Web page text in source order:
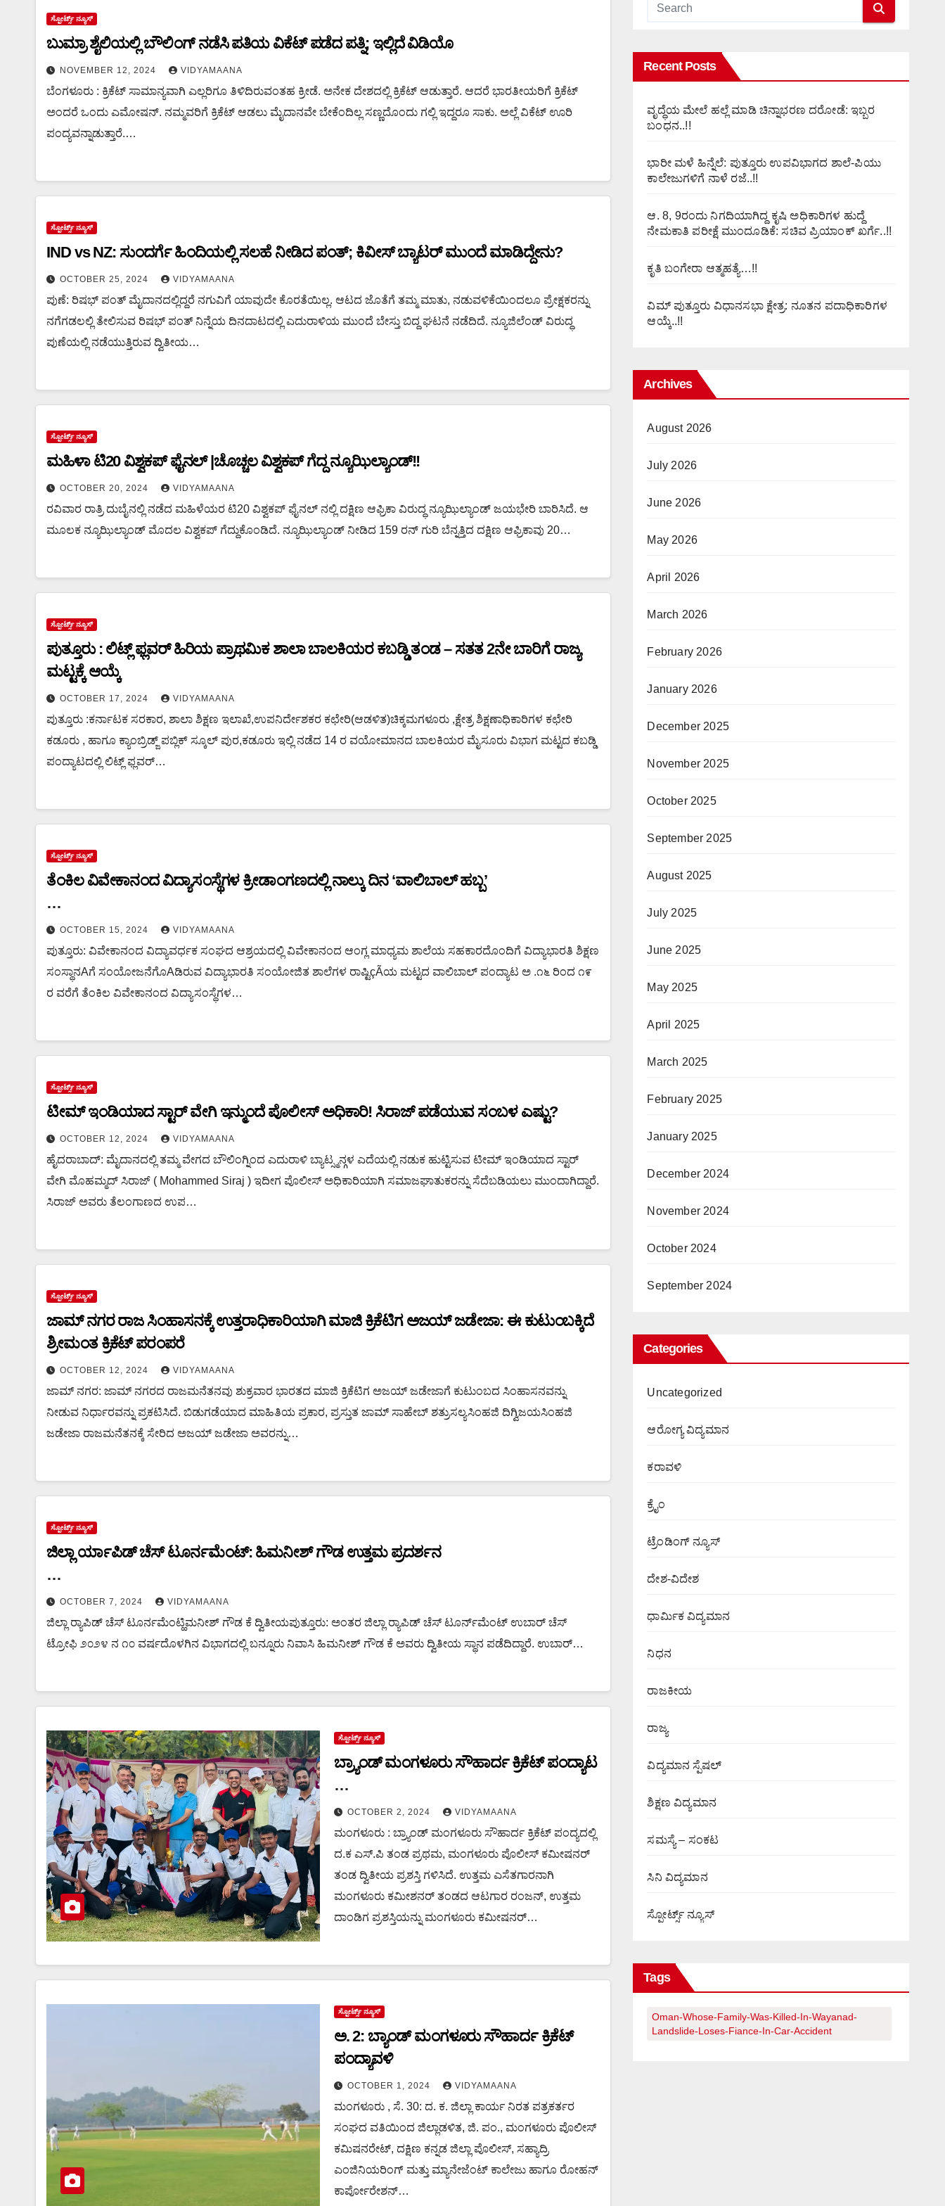
ಸ್ಪೋರ್ಟ್ಸ್ ನ್ಯೂಸ್
ಬುಮ್ರಾ ಶೈಲಿಯಲ್ಲಿ ಬೌಲಿಂಗ್‌ ನಡೆಸಿ ಪತಿಯ ವಿಕೆಟ್‌ ಪಡೆದ ಪತ್ನಿ; ಇಲ್ಲಿದೆ ವಿಡಿಯೊ
NOVEMBER 12, 2024 VIDYAMAANA
ಬೆಂಗಳೂರು : ಕ್ರಿಕೆಟ್ ಸಾಮಾನ್ಯವಾಗಿ ಎಲ್ಲರಿಗೂ ತಿಳಿದಿರುವಂತಹ ಕ್ರೀಡೆ. ಅನೇಕ ದೇಶದಲ್ಲಿ ಕ್ರಿಕೆಟ್ ಆಡುತ್ತಾರೆ. ಆದರೆ ಭಾರತೀಯರಿಗೆ ಕ್ರಿಕೆಟ್‌
ಅಂದರೆ ಒಂದು ಎಮೋಷನ್. ನಮ್ಮವರಿಗೆ ಕ್ರಿಕೆಟ್‌ ಆಡಲು ಮೈದಾನವೇ ಬೇಕೆಂದಿಲ್ಲ ಸಣ್ಣದೊಂದು ಗಲ್ಲಿ ಇದ್ದರೂ ಸಾಕು. ಅಲ್ಲೆ ವಿಕೆಟ್‌ ಊರಿ
ಪಂದ್ಯವನ್ನಾಡುತ್ತಾರೆ.…
ಸ್ಪೋರ್ಟ್ಸ್ ನ್ಯೂಸ್
IND vs NZ: ಸುಂದರ್ಗೆ ಹಿಂದಿಯಲ್ಲಿ ಸಲಹೆ ನೀಡಿದ ಪಂತ್; ಕಿವೀಸ್ ಬ್ಯಾಟರ್ ಮುಂದೆ ಮಾಡಿದ್ದೇನು?
OCTOBER 25, 2024 VIDYAMAANA
ಪುಣೆ: ರಿಷಭ್ ಪಂತ್ ಮೈದಾನದಲ್ಲಿದ್ದರೆ ನಗುವಿಗೆ ಯಾವುದೇ ಕೊರತೆಯಿಲ್ಲ. ಆಟದ ಜೊತೆಗೆ ತಮ್ಮ ಮಾತು, ನಡುವಳಿಕೆಯಿಂದಲೂ ಪ್ರೇಕ್ಷಕರನ್ನು
ನಗೆಗಡಲಲ್ಲಿ ತೇಲಿಸುವ ರಿಷಭ್ ಪಂತ್ ನಿನ್ನೆಯ ದಿನದಾಟದಲ್ಲಿ ಎದುರಾಳಿಯ ಮುಂದೆ ಬೇಸ್ತು ಬಿದ್ದ ಘಟನೆ ನಡೆದಿದೆ. ನ್ಯೂಜಿಲೆಂಡ್ ವಿರುದ್ಧ
ಪುಣೆಯಲ್ಲಿ ನಡೆಯುತ್ತಿರುವ ದ್ವಿತೀಯ…
ಸ್ಪೋರ್ಟ್ಸ್ ನ್ಯೂಸ್
ಮಹಿಳಾ ಟಿ20 ವಿಶ್ವಕಪ್ ಫೈನಲ್ |ಚೊಚ್ಚಲ ವಿಶ್ವಕಪ್‌ ಗೆದ್ದ ನ್ಯೂಝಿಲ್ಯಾಂಡ್!!
OCTOBER 20, 2024 VIDYAMAANA
ರವಿವಾರ ರಾತ್ರಿ ದುಬೈನಲ್ಲಿ ನಡೆದ ಮಹಿಳೆಯರ ಟಿ20 ವಿಶ್ವಕಪ್ ಫೈನಲ್‌ ನಲ್ಲಿ ದಕ್ಷಿಣ ಆಫ್ರಿಕಾ ವಿರುದ್ಧ ನ್ಯೂಝಿಲ್ಯಾಂಡ್ ಜಯಭೇರಿ ಬಾರಿಸಿದೆ. ಆ
ಮೂಲಕ ನ್ಯೂಝಿಲ್ಯಾಂಡ್ ಮೊದಲ ವಿಶ್ವಕಪ್ ಗೆದ್ದುಕೊಂಡಿದೆ. ನ್ಯೂಝಿಲ್ಯಾಂಡ್‌ ನೀಡಿದ 159 ರನ್‌ ಗುರಿ ಬೆನ್ನತ್ತಿದ ದಕ್ಷಿಣ ಆಫ್ರಿಕಾವು 20…
ಸ್ಪೋರ್ಟ್ಸ್ ನ್ಯೂಸ್
ಪುತ್ತೂರು : ಲಿಟ್ಲ್ ಫ್ಲವರ್ ಹಿರಿಯ ಪ್ರಾಥಮಿಕ ಶಾಲಾ ಬಾಲಕಿಯರ ಕಬಡ್ಡಿ ತಂಡ – ಸತತ 2ನೇ ಬಾರಿಗೆ ರಾಜ್ಯ
ಮಟ್ಟಕ್ಕೆ ಆಯ್ಕೆ
OCTOBER 17, 2024 VIDYAMAANA
ಪುತ್ತೂರು :ಕರ್ನಾಟಕ ಸರಕಾರ, ಶಾಲಾ ಶಿಕ್ಷಣ ಇಲಾಖೆ,ಉಪನಿರ್ದೇಶಕರ ಕಛೇರಿ(ಆಡಳಿತ)ಚಿಕ್ಕಮಗಳೂರು ,ಕ್ಷೇತ್ರ ಶಿಕ್ಷಣಾಧಿಕಾರಿಗಳ ಕಛೇರಿ
ಕಡೂರು , ಹಾಗೂ ಕ್ಯಾಂಬ್ರಿಡ್ಜ್ ಪಬ್ಲಿಕ್ ಸ್ಕೂಲ್ ಪುರ,ಕಡೂರು ಇಲ್ಲಿ ನಡೆದ 14 ರ ವಯೋಮಾನದ ಬಾಲಕಿಯರ ಮೈಸೂರು ವಿಭಾಗ ಮಟ್ಟದ ಕಬಡ್ಡಿ
ಪಂದ್ಯಾಟದಲ್ಲಿ ಲಿಟ್ಲ್ ಫ್ಲವರ್…
ಸ್ಪೋರ್ಟ್ಸ್ ನ್ಯೂಸ್
ತೆಂಕಿಲ ವಿವೇಕಾನಂದ ವಿದ್ಯಾಸಂಸ್ಥೆಗಳ ಕ್ರೀಡಾಂಗಣದಲ್ಲಿ ನಾಲ್ಕು ದಿನ ‘ವಾಲಿಬಾಲ್ ಹಬ್ಬ’
ಅ.16-19ರವರೆಗೆ ವಿದ್ಯಾಭಾರತಿ `ರಾಷ್ಟ್ರಮಟ್ಟ’ದ ವಾಲಿಬಾಲ್ ಪಂದ್ಯಾಟ
ವಿವೇಕಾನಂದ ವಿದ್ಯಾವರ್ಧಕ ಸಂಘದ ಆಶ್ರಯದಲ್ಲಿ ವಿವೇಕಾನಂದ ಆಂಗ್ಲ ಮಾಧ್ಯಮ ಶಾಲೆಯ
ಸಹಕಾರದೊಂದಿಗೆ ನಡೆಯಲಿರುವ ಕ್ರೀಡಾಕೂಟ
ವಾಲಿಬಾಲ್ ಪಂದ್ಯಾಟಕ್ಕೆ ಚಾಲನೆ ನೀಡಲಿದ್ದಾರೆ ಡಾ. ಪ್ರಭಾಕರ ಭಟ್
OCTOBER 15, 2024 VIDYAMAANA
ಪುತ್ತೂರು: ವಿವೇಕಾನಂದ ವಿದ್ಯಾವರ್ಧಕ ಸಂಘದ ಆಶ್ರಯದಲ್ಲಿ ವಿವೇಕಾನಂದ ಆಂಗ್ಲ ಮಾಧ್ಯಮ ಶಾಲೆಯ ಸಹಕಾರದೊಂದಿಗೆ ವಿದ್ಯಾಭಾರತಿ ಶಿಕ್ಷಣ
ಸಂಸ್ಥಾನAಗೆ ಸಂಯೋಜನೆಗೊAಡಿರುವ ವಿದ್ಯಾಭಾರತಿ ಸಂಯೋಜಿತ ಶಾಲೆಗಳ ರಾಷ್ಟಿçÃಯ ಮಟ್ಟದ ವಾಲಿಬಾಲ್ ಪಂದ್ಯಾಟ ಅ .೧೬ ರಿಂದ ೧೯
ರ ವರೆಗೆ ತೆಂಕಿಲ ವಿವೇಕಾನಂದ ವಿದ್ಯಾಸಂಸ್ಥೆಗಳ…
ಸ್ಪೋರ್ಟ್ಸ್ ನ್ಯೂಸ್
ಟೀಮ್ ಇಂಡಿಯಾದ ಸ್ಟಾರ್ ವೇಗಿ ಇನ್ಮುಂದೆ ಪೊಲೀಸ್ ಅಧಿಕಾರಿ! ಸಿರಾಜ್ ಪಡೆಯುವ ಸಂಬಳ ಎಷ್ಟು?
OCTOBER 12, 2024 VIDYAMAANA
ಹೈದರಾಬಾದ್: ಮೈದಾನದಲ್ಲಿ ತಮ್ಮ ವೇಗದ ಬೌಲಿಂಗ್ನಿಂದ ಎದುರಾಳಿ ಬ್ಯಾಟ್ಸ್ಮನ್ಗಳ ಎದೆಯಲ್ಲಿ ನಡುಕ ಹುಟ್ಟಿಸುವ ಟೀಮ್ ಇಂಡಿಯಾದ ಸ್ಟಾರ್
ವೇಗಿ ಮೊಹಮ್ಮದ್ ಸಿರಾಜ್ ( Mohammed Siraj ) ಇದೀಗ ಪೊಲೀಸ್ ಅಧಿಕಾರಿಯಾಗಿ ಸಮಾಜಘಾತುಕರನ್ನು ಸೆದೆಬಡಿಯಲು ಮುಂದಾಗಿದ್ದಾರೆ.
ಸಿರಾಜ್ ಅವರು ತೆಲಂಗಾಣದ ಉಪ…
ಸ್ಪೋರ್ಟ್ಸ್ ನ್ಯೂಸ್
ಜಾಮ್ ನಗರ ರಾಜ ಸಿಂಹಾಸನಕ್ಕೆ ಉತ್ತರಾಧಿಕಾರಿಯಾಗಿ ಮಾಜಿ ಕ್ರಿಕೆಟಿಗ ಅಜಯ್ ಜಡೇಜಾ: ಈ ಕುಟುಂಬಕ್ಕಿದೆ
ಶ್ರೀಮಂತ ಕ್ರಿಕೆಟ್ ಪರಂಪರೆ
OCTOBER 12, 2024 VIDYAMAANA
ಜಾಮ್ ನಗರ: ಜಾಮ್‌ ನಗರದ ರಾಜಮನೆತನವು ಶುಕ್ರವಾರ ಭಾರತದ ಮಾಜಿ ಕ್ರಿಕೆಟಿಗ ಅಜಯ್ ಜಡೇಜಾಗೆ ಕುಟುಂಬದ ಸಿಂಹಾಸನವನ್ನು
ನೀಡುವ ನಿರ್ಧಾರವನ್ನು ಪ್ರಕಟಿಸಿದೆ. ಬಿಡುಗಡೆಯಾದ ಮಾಹಿತಿಯ ಪ್ರಕಾರ, ಪ್ರಸ್ತುತ ಜಾಮ್ ಸಾಹೇಬ್ ಶತ್ರುಸಲ್ಯಸಿಂಹಜಿ ದಿಗ್ವಿಜಯಸಿಂಹಜಿ
ಜಡೇಜಾ ರಾಜಮನೆತನಕ್ಕೆ ಸೇರಿದ ಅಜಯ್ ಜಡೇಜಾ ಅವರನ್ನು…
ಸ್ಪೋರ್ಟ್ಸ್ ನ್ಯೂಸ್
ಜಿಲ್ಲಾ ರ್ಯಾಪಿಡ್ ಚೆಸ್ ಟೂರ್ನಮೆಂಟ್: ಹಿಮನೀಶ್ ಗೌಡ ಉತ್ತಮ ಪ್ರದರ್ಶನ
ಅಂತರ್ ಜಿಲ್ಲಾ ಚೆಸ್ ಟೂರ್ನಮೆಂಟ್: ಉಬಾರ್ ಚೆಸ್ ಟ್ರೋಫಿ 2024
OCTOBER 7, 2024 VIDYAMAANA
ಜಿಲ್ಲಾ ರ‍್ಯಾಪಿಡ್ ಚೆಸ್ ಟೂರ್ನಮೆಂಟ್ಹಿಮನೀಶ್ ಗೌಡ ಕೆ ದ್ವಿತೀಯಪುತ್ತೂರು: ಅಂತರ ಜಿಲ್ಲಾ ರ‍್ಯಾಪಿಡ್ ಚೆಸ್ ಟೂರ್ನ್‌ಮೆಂಟ್ ಉಬಾರ್ ಚೆಸ್
ಟ್ರೋಫಿ ೨೦೨೪ ನ ೧೦ ವರ್ಷದೊಳಗಿನ ವಿಭಾಗದಲ್ಲಿ ಬನ್ನೂರು ನಿವಾಸಿ ಹಿಮನೀಶ್ ಗೌಡ ಕೆ ಅವರು ದ್ವಿತೀಯ ಸ್ಥಾನ ಪಡೆದಿದ್ದಾರೆ. ಉಬಾರ್…
ಸ್ಪೋರ್ಟ್ಸ್ ನ್ಯೂಸ್
ಬ್ರ್ಯಾಂಡ್ ಮಂಗಳೂರು ಸೌಹಾರ್ದ ಕ್ರಿಕೆಟ್ ಪಂದ್ಯಾಟ
ದ.ಕ. ಎಸ್.ಪಿ. ತಂಡ ಚಾಂಪಿಯನ್; ಮಂಗಳೂರು
ಪೊಲೀಸ್ ಕಮಿಷನರ್ ತಂಡ ರನ್ನರ್ ಅಪ್
ದ.ಕ. ಎಸ್.ಪಿ. ತಂಡದ ಶಿವಕುಮಾರ್ ಮ್ಯಾನ್ ಆಫ್
ದಿ ಮ್ಯಾಚ್ ಮತ್ತು ಮ್ಯಾನ್ ಆಫ್ ದಿ ಸಿರೀಸ್
OCTOBER 2, 2024 VIDYAMAANA
ಮಂಗಳೂರು : ಬ್ರ್ಯಾಂಡ್ ಮಂಗಳೂರು ಸೌಹಾರ್ದ ಕ್ರಿಕೆಟ್ ಪಂದ್ಯದಲ್ಲಿ
ದ.ಕ ಎಸ್.ಪಿ ತಂಡ ಪ್ರಥಮ, ಮಂಗಳೂರು ಪೊಲೀಸ್ ಕಮೀಷನರ್
ತಂಡ ದ್ವಿತೀಯ ಪ್ರಶಸ್ತಿ ಗಳಿಸಿದೆ. ಉತ್ತಮ ಎಸೆತಗಾರನಾಗಿ
ಮಂಗಳೂರು ಕಮೀಶನರ್ ತಂಡದ ಆಟಗಾರ ರಂಜನ್, ಉತ್ತಮ
ದಾಂಡಿಗ ಪ್ರಶಸ್ತಿಯನ್ನು ಮಂಗಳೂರು ಕಮೀಷನರ್…
ಸ್ಪೋರ್ಟ್ಸ್ ನ್ಯೂಸ್
ಅ. 2: ಬ್ಯಾಂಡ್ ಮಂಗಳೂರು ಸೌಹಾರ್ದ ಕ್ರಿಕೆಟ್
ಪಂದ್ಯಾವಳಿ
OCTOBER 1, 2024 VIDYAMAANA
ಮಂಗಳೂರು , ಸೆ. 30: ದ. ಕ. ಜಿಲ್ಲಾ ಕಾರ್ಯ ನಿರತ ಪತ್ರಕರ್ತರ
ಸಂಘದ ವತಿಯಿಂದ ಜಿಲ್ಲಾಡಳಿತ, ಜಿ. ಪಂ., ಮಂಗಳೂರು ಪೊಲೀಸ್
ಕಮಿಷನರೇಟ್, ದಕ್ಷಿಣ ಕನ್ನಡ ಜಿಲ್ಲಾ ಪೊಲೀಸ್, ಸಹ್ಯಾದ್ರಿ
ಎಂಜಿನಿಯರಿಂಗ್ ಮತ್ತು ಮ್ಯಾನೇಜೆಂಟ್ ಕಾಲೇಜು ಹಾಗೂ ರೋಹನ್
ಕಾರ್ಪೋರೇಶನ್…
Recent Posts
ವೃದ್ಧೆಯ ಮೇಲೆ ಹಲ್ಲೆ ಮಾಡಿ ಚಿನ್ನಾಭರಣ ದರೋಡೆ: ಇಬ್ಬರ
ಬಂಧನ..!!
ಭಾರೀ ಮಳೆ ಹಿನ್ನೆಲೆ: ಪುತ್ತೂರು ಉಪವಿಭಾಗದ ಶಾಲೆ-ಪಿಯು
ಕಾಲೇಜುಗಳಿಗೆ ನಾಳೆ ರಜೆ..!!
ಆ. 8, 9ರಂದು ನಿಗದಿಯಾಗಿದ್ದ ಕೃಷಿ ಅಧಿಕಾರಿಗಳ ಹುದ್ದೆ
ನೇಮಕಾತಿ ಪರೀಕ್ಷೆ ಮುಂದೂಡಿಕೆ: ಸಚಿವ ಪ್ರಿಯಾಂಕ್ ಖರ್ಗೆ..!!
ಕೃತಿ ಬಂಗೇರಾ ಆತ್ಮಹತ್ಯೆ…!!
ವಿಮ್ ಪುತ್ತೂರು ವಿಧಾನಸಭಾ ಕ್ಷೇತ್ರ: ನೂತನ ಪದಾಧಿಕಾರಿಗಳ
ಆಯ್ಕೆ..!!
Archives
August 2026
July 2026
June 2026
May 2026
April 2026
March 2026
February 2026
January 2026
December 2025
November 2025
October 2025
September 2025
August 2025
July 2025
June 2025
May 2025
April 2025
March 2025
February 2025
January 2025
December 2024
November 2024
October 2024
September 2024
Categories
Uncategorized
ಆರೋಗ್ಯ ವಿದ್ಯಮಾನ
ಕರಾವಳಿ
ಕ್ರೈಂ
ಟ್ರೆಂಡಿಂಗ್ ನ್ಯೂಸ್
ದೇಶ-ವಿದೇಶ
ಧಾರ್ಮಿಕ ವಿದ್ಯಮಾನ
ನಿಧನ
ರಾಜಕೀಯ
ರಾಜ್ಯ
ವಿದ್ಯಮಾನ ಸ್ಪೆಷಲ್
ಶಿಕ್ಷಣ ವಿದ್ಯಮಾನ
ಸಮಸ್ಯೆ – ಸಂಕಟ
ಸಿನಿ ವಿದ್ಯಮಾನ
ಸ್ಪೋರ್ಟ್ಸ್ ನ್ಯೂಸ್
Tags
Oman-Whose-Family-Was-Killed-In-Wayanad-
Landslide-Loses-Fiance-In-Car-Accident